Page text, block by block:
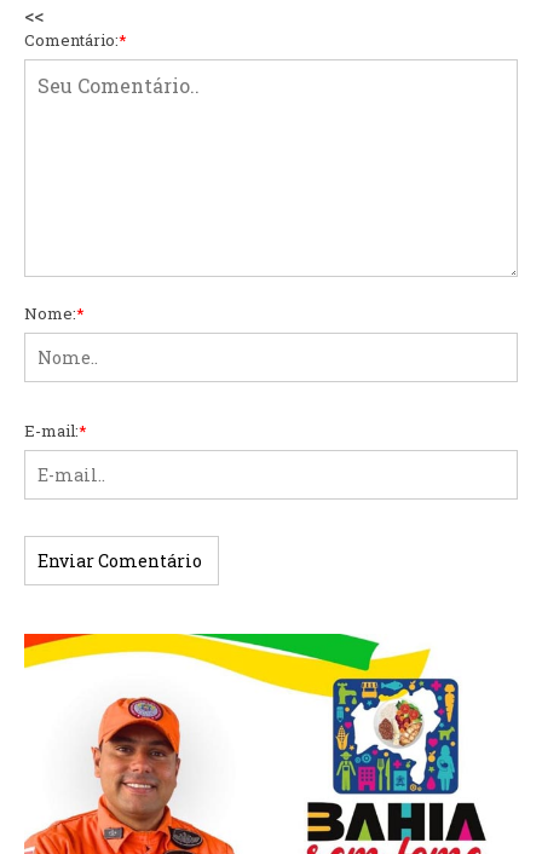
<<
Comentário:*
Nome:*
E-mail:*